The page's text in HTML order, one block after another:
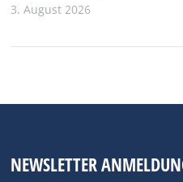
3. August 2026
NEWSLETTER